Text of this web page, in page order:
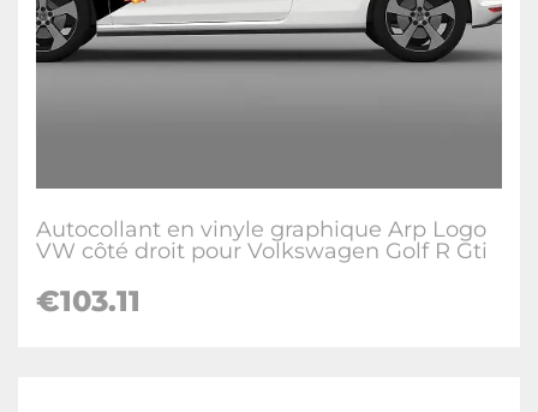
Autocollant en vinyle graphique Arp Logo
VW côté droit pour Volkswagen Golf R Gti
€103.11